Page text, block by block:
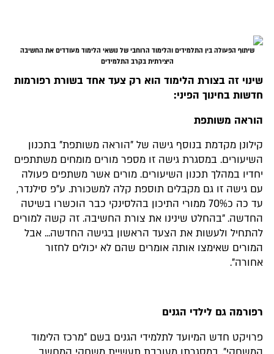
שיתוף הפעולה בין התלמידים והלימוד הרוחבי של נושאי הלימוד מעודדים את החשיבה
היצירתית בקרב התלמידים
שינוי זה בצורת הלימוד הוא רק צעד אחד בשורת רפורמות
חדשות בחינוך הפיני:
הוראה משותפת
קילונן מקדמת בנוסף גישה של "הוראה משותפת" בתכנון
השיעורים. במסגרת גישה זו מספר מורים מומחים משתתפים
יחדיו במהלך תכנון השיעורים. מורים אשר משתפים פעולה
עם גישה זו גם מקבלים תוספת קלה למשכורת. ע"פ סילנדר,
עד כה כ70% ממורי התיכון בהלסינקי כבר הוכשרו בשיטה
החדשה. "בהחלט שינינו את צורת החשיבה. זה קשה למורים
להתחיל ולעשות את הצעד הראשון בגישה החדשה... אבל
המורים שאימצו אותה אומרים שהם לא יכולים לחזור
אחורה".
רפורמה גם לילדי הגנים
פרויקט חדש המיועד לתלמידי הגנים בשם "מרכז הלימוד